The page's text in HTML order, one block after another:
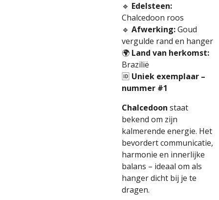
🔹 Edelsteen:
Chalcedoon roos
🔹 Afwerking:Goud
vergulde rand en hanger
🌍 Land van herkomst:
Brazilië
🆔 Uniek exemplaar –
nummer #1
Chalcedoon staat
bekend om zijn
kalmerende energie. Het
bevordert communicatie,
harmonie en innerlijke
balans – ideaal om als
hanger dicht bij je te
dragen.